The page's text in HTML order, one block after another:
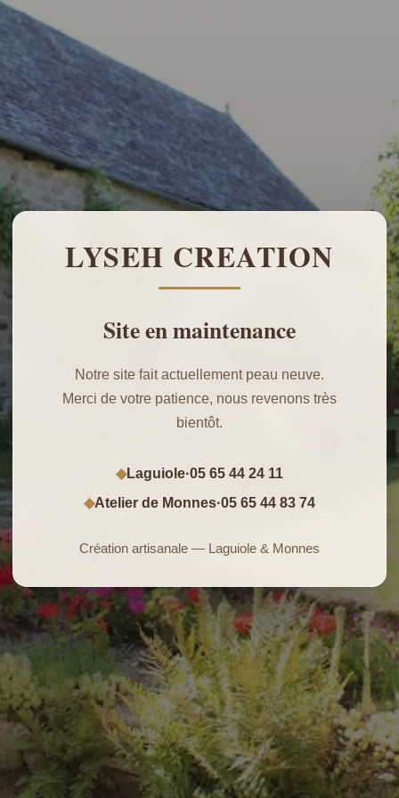
LYSEH CREATION
Site en maintenance
Notre site fait actuellement peau neuve.
Merci de votre patience, nous revenons très
bientôt.
◆Laguiole·05 65 44 24 11
◆Atelier de Monnes·05 65 44 83 74
Création artisanale — Laguiole & Monnes